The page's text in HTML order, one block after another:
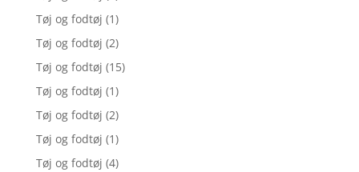
Tøj og fodtøj (1)
Tøj og fodtøj (2)
Tøj og fodtøj (15)
Tøj og fodtøj (1)
Tøj og fodtøj (2)
Tøj og fodtøj (1)
Tøj og fodtøj (4)